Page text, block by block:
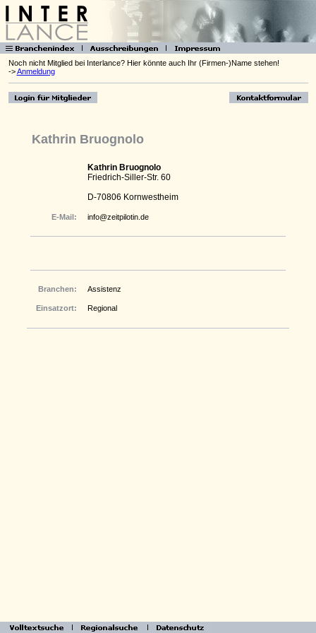
Noch nicht Mitglied bei Interlance? Hier könnte auch Ihr (Firmen-)Name stehen!
->Anmeldung
Kathrin Bruognolo
Kathrin Bruognolo
Friedrich-Siller-Str. 60
D-70806 Kornwestheim
E-Mail: info@zeitpilotin.de
Branchen: Assistenz
Einsatzort: Regional